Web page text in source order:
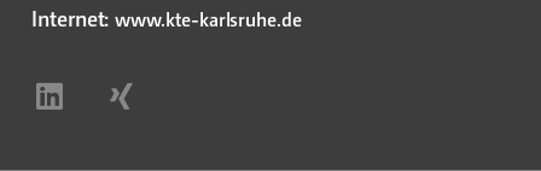
Internet:www.kte-karlsruhe.de